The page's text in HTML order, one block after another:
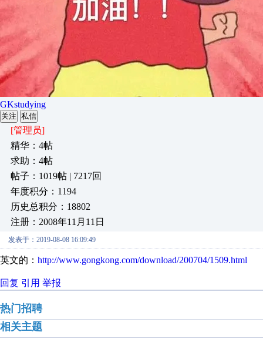
GKstudying
关注 私信
[管理员]
精华：4帖
求助：4帖
帖子：1019帖 | 7217回
年度积分：1194
历史总积分：18802
注册：2008年11月11日
发表于：2019-08-08 16:09:49
英文的： http://www.gongkong.com/download/200704/1509.html
回复 引用 举报
热门招聘
相关主题